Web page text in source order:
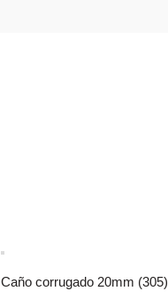
Caño corrugado 20mm (305)